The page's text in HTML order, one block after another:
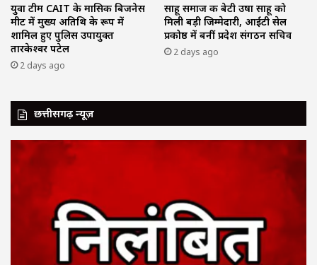
युवा टीम CAIT के मासिक बिजनेस
मीट में मुख्य अतिथि के रूप में
शामिल हुए पुलिस उपायुक्त
तारकेश्वर पटेल
2 days ago
साहू समाज की बेटी उषा साहू को
मिली बड़ी जिम्मेदारी, आईटी सेल
प्रकोष्ठ में बनीं प्रदेश संगठन सचिव
2 days ago
छत्तीसगढ़ न्यूज़